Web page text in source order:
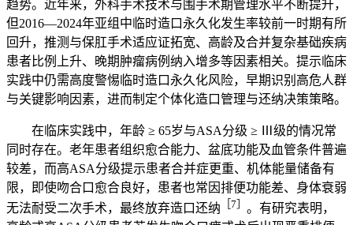
趋势。近年来，外科手术技术与围手术期管理水平不断提升，
但2016—2024年亚组中临时造口永久化发生率较前一时期有所
回升，推测与保肛手术适应证拓宽、高龄及合并复杂基础疾病
患者比例上升、晚期肿瘤病例纳入增多等因素相关。提示临床
实践中仍需高度警惕临时造口永久化风险，早期识别高危人群
与关键影响因素，进而制定个体化造口管理与还纳决策策略。
在临床实践中，年龄 ≥ 65岁与ASA分级 ≥ Ⅲ级的情况常
同时存在。老年患者组织愈合能力、盆底功能及血管条件普遍
较差，而高ASA分级提示患者合并症更重、机体能量储备有
限，即使吻合口愈合良好，患者也常因排便功能差、身体衰弱
无法耐受二次手术，最终放弃造口还纳 ［7］ 。有研究表明，